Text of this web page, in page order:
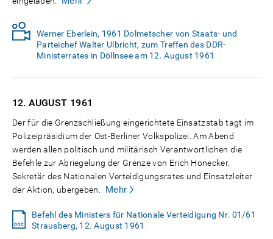
Werner Eberlein, 1961 Dolmetscher von Staats- und
Parteichef Walter Ulbricht, zum Treffen des DDR-
Ministerrates in Döllnsee am 12. August 1961
12. AUGUST 1961
Der für die Grenzschließung eingerichtete Einsatzstab tagt im
Polizeipräsidium der Ost-Berliner Volkspolizei. Am Abend
werden allen politisch und militärisch Verantwortlichen die
Befehle zur Abriegelung der Grenze von Erich Honecker,
Sekretär des Nationalen Verteidigungsrates und Einsatzleiter
der Aktion, übergeben.
Mehr
Befehl des Ministers für Nationale Verteidigung Nr. 01/61
Strausberg, 12. August 1961